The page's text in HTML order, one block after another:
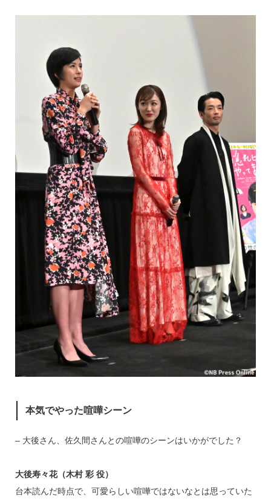
本気でやった喧嘩シーン
– 大後さん、佐久間さんとの喧嘩のシーンはいかがでした？
大後寿々花（木村 彩 役）
台本読んだ時点で、可愛らしい喧嘩ではないなとは思っていた